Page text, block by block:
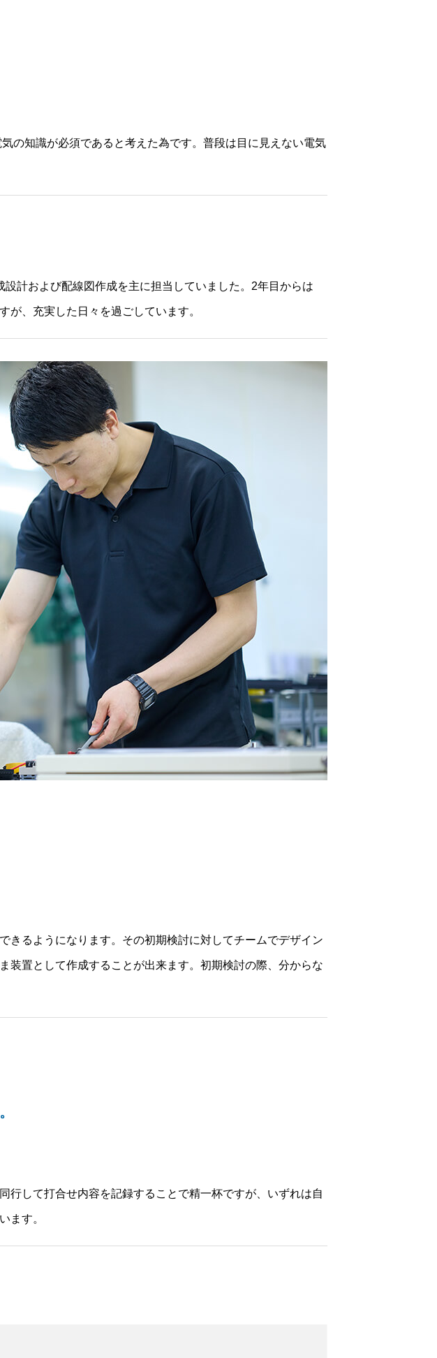
の知識が必須であると考えた為です。普段は目に見えない電気
計および配線図作成を主に担当していました。2年目からは
が、充実した日々を過ごしています。
きるようになります。その初期検討に対してチームでデザイン
装置として作成することが出来ます。初期検討の際、分からな
行して打合せ内容を記録することで精一杯ですが、いずれは自
ます。